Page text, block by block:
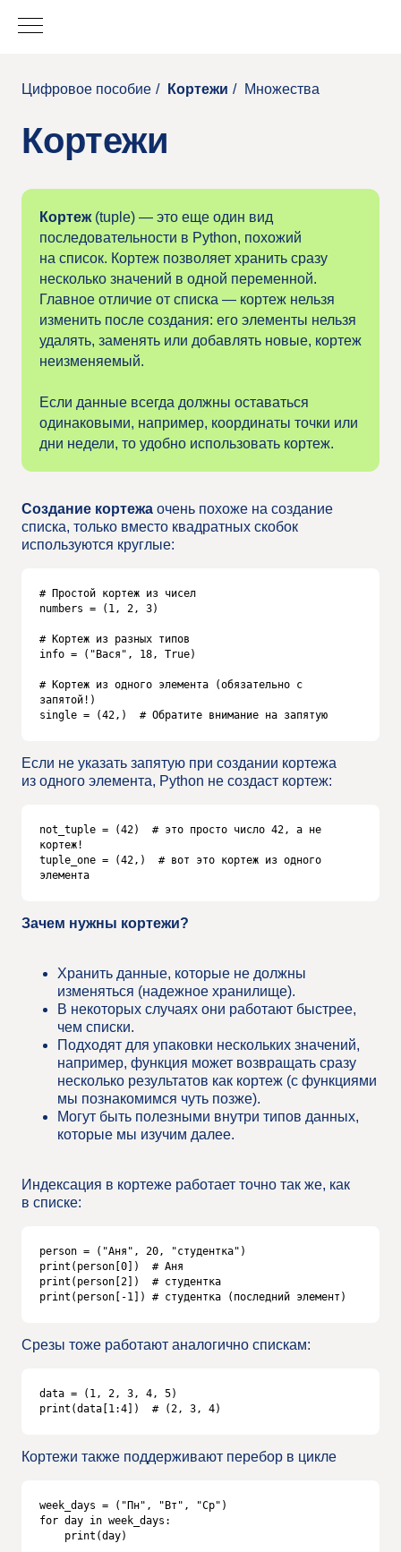
Цифровое пособие / Кортежи / Множества
Кортежи
Кортеж(tuple) — это еще один вид
последовательности в Python, похожий
на список. Кортеж позволяет хранить сразу
несколько значений в одной переменной.
Главное отличие от списка — кортеж нельзя
изменить после создания: его элементы нельзя
удалять, заменять или добавлять новые, кортеж
неизменяемый.
Если данные всегда должны оставаться
одинаковыми, например, координаты точки или
дни недели, то удобно использовать кортеж.
Создание кортежа очень похоже на создание
списка, только вместо квадратных скобок
используются круглые:
# Простой кортеж из чисел
numbers = (1, 2, 3)
# Кортеж из разных типов
info = ("Вася", 18, True)
# Кортеж из одного элемента (обязательно с
запятой!)
single = (42,)  # Обратите внимание на запятую
Если не указать запятую при создании кортежа
из одного элемента, Python не создаст кортеж:
not_tuple = (42)  # это просто число 42, а не
кортеж!
tuple_one = (42,)  # вот это кортеж из одного
элемента
Зачем нужны кортежи?
Хранить данные, которые не должны
изменяться (надежное хранилище).
В некоторых случаях они работают быстрее,
чем списки.
Подходят для упаковки нескольких значений,
например, функция может возвращать сразу
несколько результатов как кортеж (с функциями
мы познакомимся чуть позже).
Могут быть полезными внутри типов данных,
которые мы изучим далее.
Индексация в кортеже работает точно так же, как
в списке:
person = ("Аня", 20, "студентка")
print(person[0])  # Аня
print(person[2])  # студентка
print(person[-1]) # студентка (последний элемент)
Срезы тоже работают аналогично спискам:
data = (1, 2, 3, 4, 5)
print(data[1:4])  # (2, 3, 4)
Кортежи также поддерживают перебор в цикле
week_days = ("Пн", "Вт", "Ср")
for day in week_days:
    print(day)